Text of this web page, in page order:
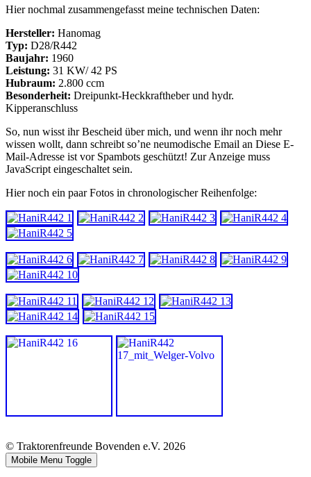
Hier nochmal zusammengefasst meine technischen Daten:
Hersteller: Hanomag
Typ: D28/R442
Baujahr: 1960
Leistung: 31 KW/ 42 PS
Hubraum: 2.800 ccm
Besonderheit: Dreipunkt-Heckkraftheber und hydr.
Kipperanschluss
So, nun wisst ihr Bescheid über mich, und wenn ihr noch mehr
wissen wollt, dann schreibt so’ne neumodische Email an Diese E-
Mail-Adresse ist vor Spambots geschützt! Zur Anzeige muss
JavaScript eingeschaltet sein.
Hier noch ein paar Fotos in chronologischer Reihenfolge:
© Traktorenfreunde Bovenden e.V. 2026
Mobile Menu Toggle